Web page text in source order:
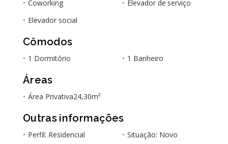
• Coworking • Elevador de serviço
• Elevador social
Cômodos
• 1 Dormitório • 1 Banheiro
Áreas
• Área Privativa24,30m²
Outras informações
• Perfil: Residencial • Situação: Novo